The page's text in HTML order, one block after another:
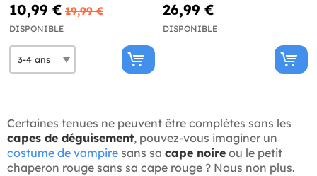
10,99 € 19,99 €
DISPONIBLE
26,99 €
DISPONIBLE
Certaines tenues ne peuvent être complètes sans les
capes de déguisement, pouvez-vous imaginer un
costume de vampire sans sa cape noire ou le petit
chaperon rouge sans sa cape rouge ? Nous non plus.